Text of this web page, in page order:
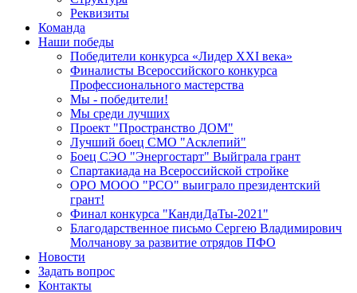
Реквизиты
Команда
Наши победы
Победители конкурса «Лидер XXI века»
Финалисты Всероссийского конкурса
Профессионального мастерства
Мы - победители!
Мы среди лучших
Проект "Пространство ДОМ"
Лучший боец СМО "Асклепий"
Боец СЭО "Энергостарт" Выйграла грант
Спартакиада на Всероссийской стройке
ОРО МООО "РСО" выиграло президентский
грант!
Финал конкурса "КандиДаТы-2021"
Благодарственное письмо Сергею Владимирович
Молчанову за развитие отрядов ПФО
Новости
Задать вопрос
Контакты